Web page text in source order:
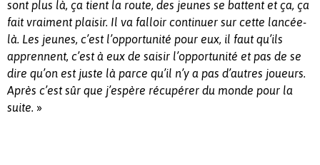
sont plus là, ça tient la route, des jeunes se battent et ça, ça
fait vraiment plaisir. Il va falloir continuer sur cette lancée-
là. Les jeunes, c’est l’opportunité pour eux, il faut qu’ils
apprennent, c’est à eux de saisir l’opportunité et pas de se
dire qu’on est juste là parce qu’il n’y a pas d’autres joueurs.
Après c’est sûr que j’espère récupérer du monde pour la
suite. »